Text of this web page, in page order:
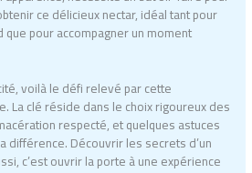
ce délicieux nectar, idéal tant pour
pour accompagner un moment
voilà le défi relevé par cette
La clé réside dans le choix rigoureux des
respecté, et quelques astuces
différence. Découvrir les secrets d’un
c’est ouvrir la porte à une expérience